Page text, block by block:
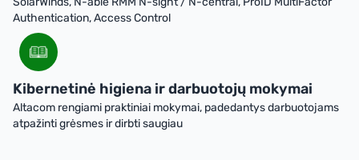
Authentication, Access Control
Kibernetinė higiena ir darbuotojų mokymai
Altacom rengiami praktiniai mokymai, padedantys darbuotojams
atpažinti grėsmes ir dirbti saugiau